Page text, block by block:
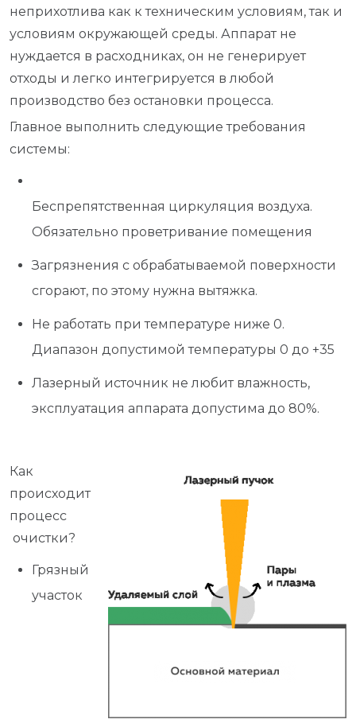
неприхотлива как к техническим условиям, так и
условиям окружающей среды. Аппарат не
нуждается в расходниках, он не генерирует
отходы и легко интегрируется в любой
производство без остановки процесса.
Главное выполнить следующие требования
системы:
Беспрепятственная циркуляция воздуха.
Обязательно проветривание помещения
Загрязнения с обрабатываемой поверхности
сгорают, по этому нужна вытяжка.
Не работать при температуре ниже 0.
Диапазон допустимой температуры 0 до +35
Лазерный источник не любит влажность,
эксплуатация аппарата допустима до 80%.
Как
происходит
процесс
очистки?
Грязный
участок